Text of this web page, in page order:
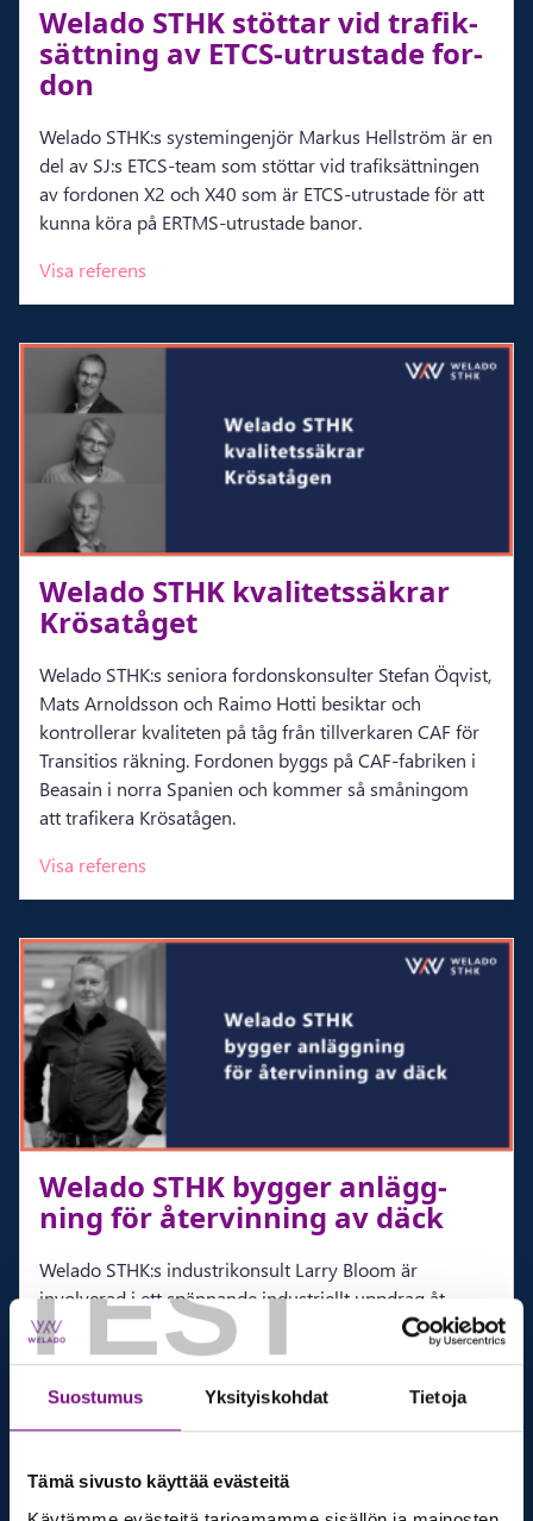
TEST
Suostumus Yksityiskohdat Tietoja
Tämä sivusto käyttää evästeitä
Wela­do STHK stöt­tar vid tra­fik­
sätt­ning av ETCS-​utrustade for­
don
Welado STHK:s systemingenjör Markus Hellström är en
del av SJ:s ETCS-team som stöttar vid trafiksättningen
av fordonen X2 och X40 som är ETCS-utrustade för att
kunna köra på ERTMS-utrustade banor.
Visa referens
Wela­do STHK kva­li­tets­säk­rar
Krö­sa­tå­get
Welado STHK:s seniora fordonskonsulter Stefan Öqvist,
Mats Arnoldsson och Raimo Hotti besiktar och
kontrollerar kvaliteten på tåg från tillverkaren CAF för
Transitios räkning. Fordonen byggs på CAF-fabriken i
Beasain i norra Spanien och kommer så småningom
att trafikera Krösatågen.
Visa referens
Wela­do STHK byg­ger an­lägg­
ning för åter­vin­ning av däck
Welado STHK:s industrikonsult Larry Bloom är
involverad i ett spännande industriellt uppdrag åt
Enviro Systems som håller på att uppföra en ny fabrik i
Uddevalla. På den världspatenterade anläggningen
kommer däck att återvinnas för att genom ett cirkulärt
materialkretslopp skapa nya däck.